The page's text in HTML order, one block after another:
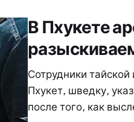
В Пхукете
Сотрудники
Пхукет, шведку,
после того, как